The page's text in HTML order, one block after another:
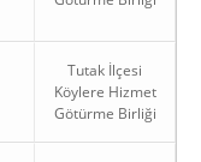
Tutak İlçesi
Köylere Hizmet
Götürme Birliği